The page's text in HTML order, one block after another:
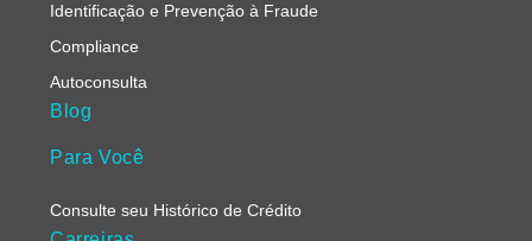
Identificação e Prevenção à Fraude
Compliance
Autoconsulta
Blog
Para Você
Consulte seu Histórico de Crédito